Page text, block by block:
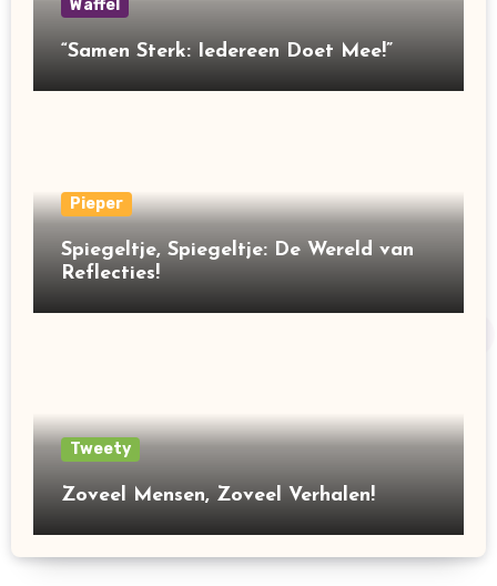
Waffel
“Samen Sterk: Iedereen Doet Mee!”
Pieper
Spiegeltje, Spiegeltje: De Wereld van
Reflecties!
Tweety
Zoveel Mensen, Zoveel Verhalen!